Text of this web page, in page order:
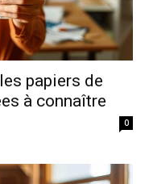
papiers de
à connaître
0